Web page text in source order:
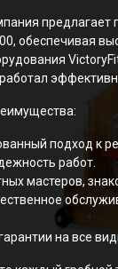
предлагает
обеспечивая
подход к
работ.
мастеров,
на все